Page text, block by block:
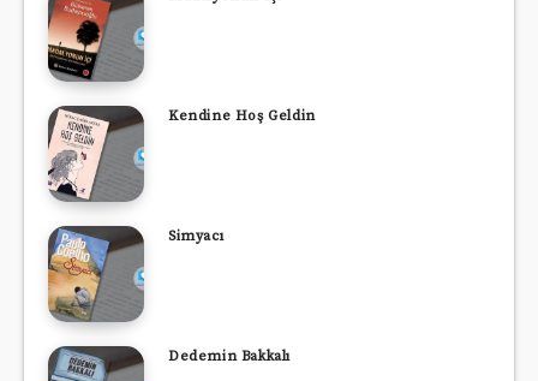
Kendine Hoş Geldin
Simyacı
Dedemin Bakkalı